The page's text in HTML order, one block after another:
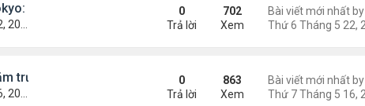
'Người Nhật cố gắng một, tôi phải nỗ lực 10'
pm
Bài viết mới nhất by
0
Trả lời
702
Xem
trước, vừa mãn án tù bị trục xuất
am
Bài viết mới nhất by
0
Trả lời
863
Xem